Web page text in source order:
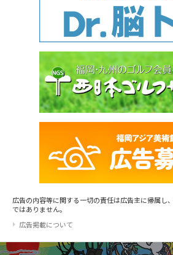
広告の内容等に関する一切の責任は広告主に帰属し
ではありません。
広告掲載について